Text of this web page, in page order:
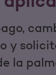
y
la